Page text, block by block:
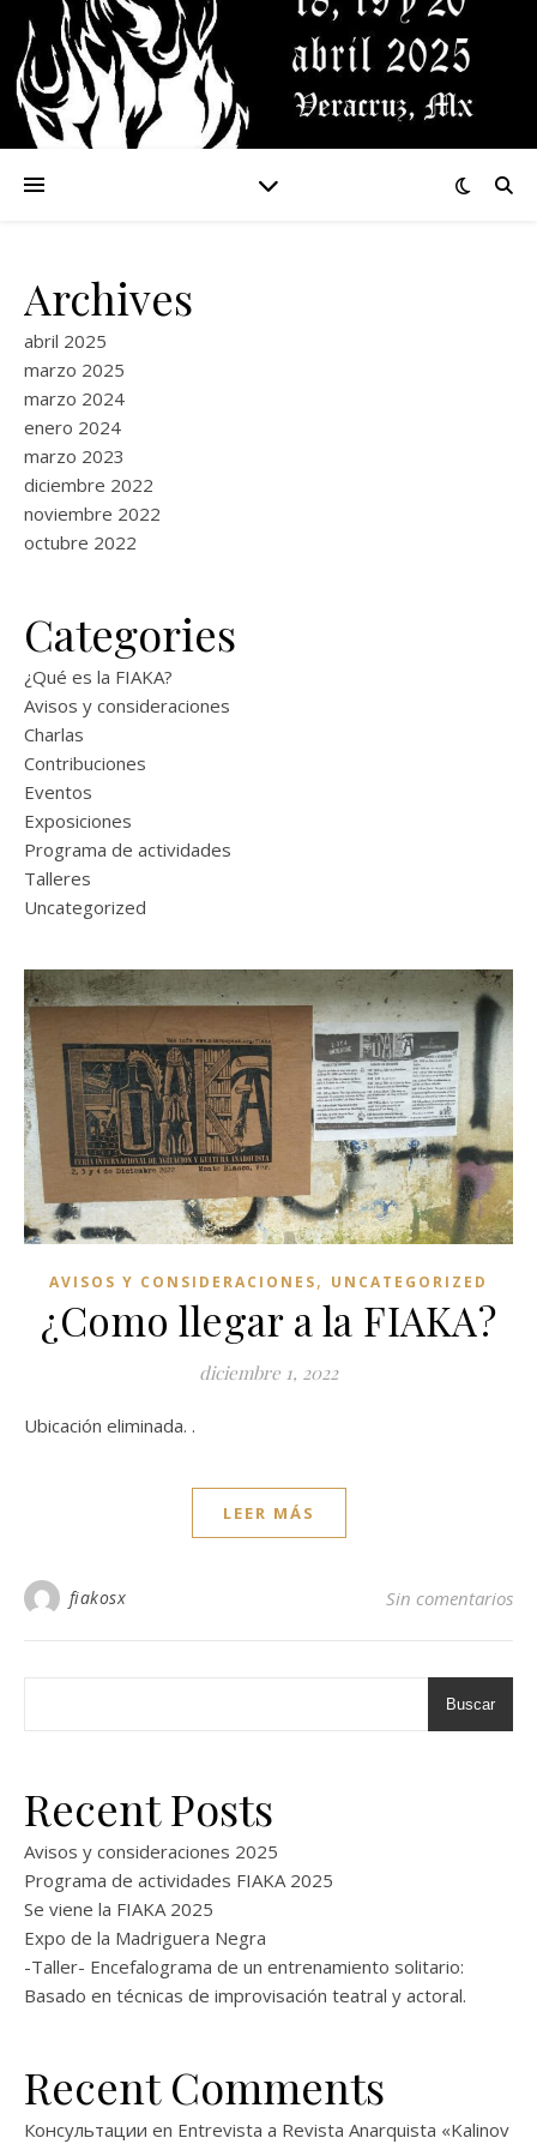
Archives
abril 2025
marzo 2025
marzo 2024
enero 2024
marzo 2023
diciembre 2022
noviembre 2022
octubre 2022
Categories
¿Qué es la FIAKA?
Avisos y consideraciones
Charlas
Contribuciones
Eventos
Exposiciones
Programa de actividades
Talleres
Uncategorized
AVISOS Y CONSIDERACIONES, UNCATEGORIZED
¿Como llegar a la FIAKA?
diciembre 1, 2022
Ubicación eliminada. .
LEER MÁS
fiakosx Sin comentarios
Buscar
Recent Posts
Avisos y consideraciones 2025
Programa de actividades FIAKA 2025
Se viene la FIAKA 2025
Expo de la Madriguera Negra
-Taller- Encefalograma de un entrenamiento solitario:
Basado en técnicas de improvisación teatral y actoral.
Recent Comments
Консультации en Entrevista a Revista Anarquista «Kalinov